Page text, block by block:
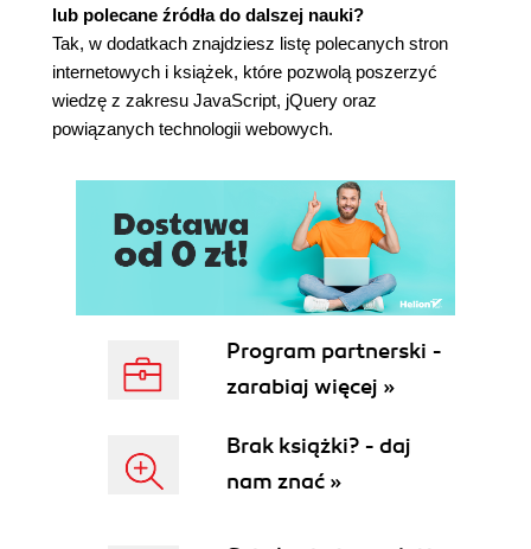
Zrozumieć DOM (145)
Pobieranie elementów stron na sposób jQuery
(147)
Proste selektory (148)
Selektory zaawansowane (151)
Zrozumienie kolekcji jQuery (155)
Dodawanie treści do stron (157)
Zastępowanie i usuwanie wybranych
elementów (160)
Ustawianie i odczyt atrybutów znaczników (160)
Odczyt i modyfikacja właściwości CSS (163)
Jednoczesna zmiana wielu właściwości CSS
Odczyt, ustawienia i usuwanie atrybutów HTML
(166)
lub polecane źródła do dalszej nauki?
Tak, w dodatkach znajdziesz listę polecanych stron
internetowych i książek, które pozwolą poszerzyć
wiedzę z zakresu JavaScript, jQuery oraz
powiązanych technologii webowych.
Program partnerski -
zarabiaj więcej »
Brak książki? - daj
nam znać »